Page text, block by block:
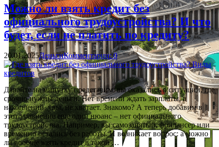
Можно ли взять кредит без
официального трудоустройства? И что
будет, если не платить по кредиту?
20.01.2025ДеньгиКомментарии: 0
Давайте на минутку представим: вы оказались в ситуации, где
срочно нужны деньги. Нет времени ждать зарплаты, а
накоплений, увы, не хватает. Знакомо? А теперь добавим в
этот уравнение еще один нюанс – нет официального
трудоустройства. Например, вы самозанятый, фрилансер или
временно остались без работы. И возникает вопрос: а можно
ли вообще взять кредит в такой …